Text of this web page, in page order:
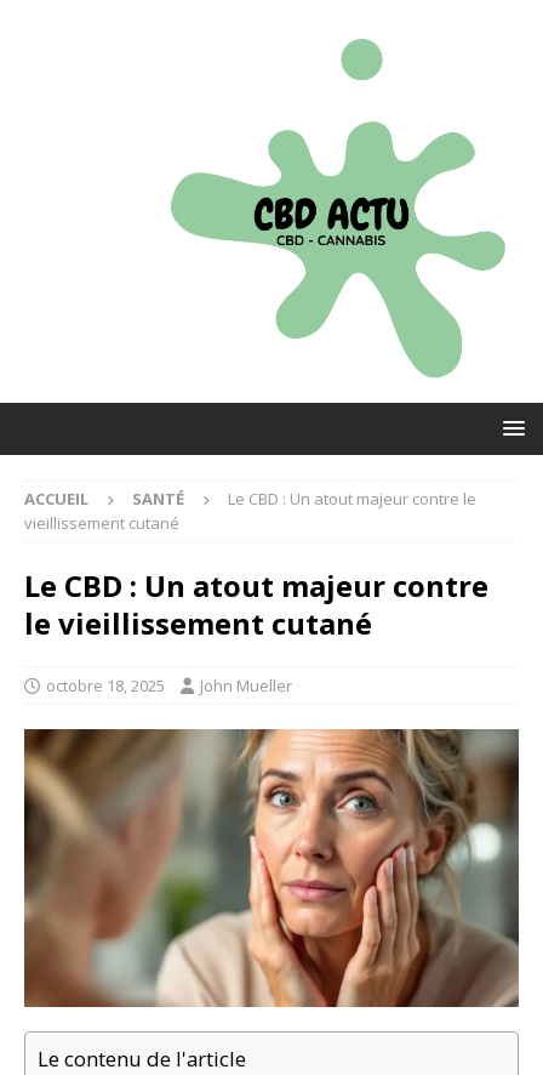
ACCUEIL SANTÉ
Le CBD : Un atout majeur contre le
vieillissement cutané
Le CBD : Un atout majeur contre
le vieillissement cutané
octobre 18, 2025 John Mueller
Le contenu de l'article